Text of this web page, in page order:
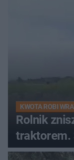
KWOTA ROBI
Rolnik
traktorem.